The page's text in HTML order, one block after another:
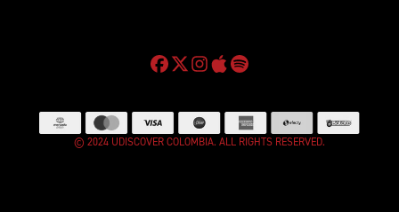
© 2024 UDISCOVER COLOMBIA. ALL RIGHTS RESERVED.